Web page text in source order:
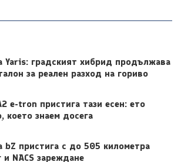
Yaris: градският хибрид продължава
за реален разход на гориво
e-tron пристига тази есен: ето
което знаем досега
bZ пристига с до 505 километра
и NACS зареждане